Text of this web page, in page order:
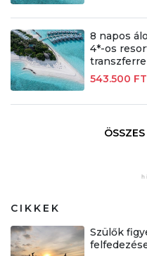
8 napos
4*-os
543.500 FT
CIKKEK
Szülők